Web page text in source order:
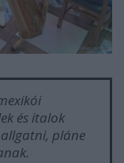
és italok
pláne